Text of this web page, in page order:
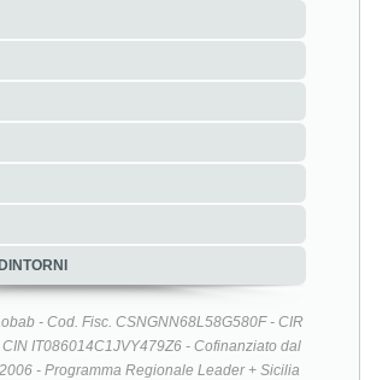
- Cod. Fisc. CSNGNN68L58G580F - CIR
IT086014C1JVY479Z6 - Cofinanziato dal
- Programma Regionale Leader + Sicilia